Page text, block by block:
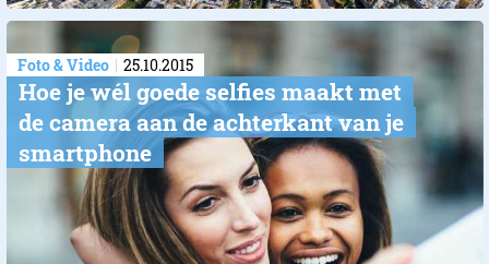
Foto & Video 25.10.2015
Hoe je wél goede selfies maakt met
de camera aan de achterkant van je
smartphone